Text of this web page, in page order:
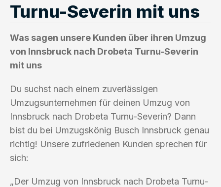
Turnu-Severin mit uns
Was sagen unsere Kunden über ihren Umzug
von Innsbruck nach Drobeta Turnu-Severin
mit uns
Du suchst nach einem zuverlässigen
Umzugsunternehmen für deinen Umzug von
Innsbruck nach Drobeta Turnu-Severin? Dann
bist du bei Umzugskönig Busch Innsbruck genau
richtig! Unsere zufriedenen Kunden sprechen für
sich:
„Der Umzug von Innsbruck nach Drobeta Turnu-